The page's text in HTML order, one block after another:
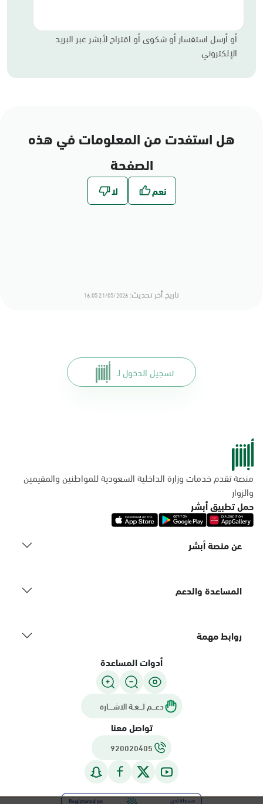
أو أرسل استفسار أو شكوى أو اقتراح لأبشر عبر البريد
الإلكتروني
هل استفدت من المعلومات في هذه
الصفحة
تاريخ أخر تحديث: 21/05/2026 16:05
تسجيل الدخول لـ
منصة تقدم خدمات وزارة الداخلية السعودية للمواطنين والمقيمين
والزوار
حمل تطبيق أبشر
عن منصة أبشر
المساعدة والدعم
روابط مهمة
أدوات المساعدة
دعـــم لـــغـة الاشــــارة
تواصل معنا
920020405